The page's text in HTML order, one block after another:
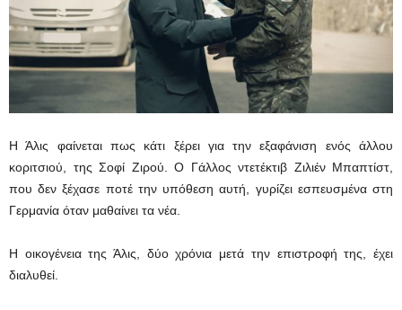
Η Άλις φαίνεται πως κάτι ξέρει για την εξαφάνιση ενός άλλου
κοριτσιού, της Σοφί Ζιρού. Ο Γάλλος ντετέκτιβ Ζιλιέν Μπαπτίστ,
που δεν ξέχασε ποτέ την υπόθεση αυτή, γυρίζει εσπευσμένα στη
Γερμανία όταν μαθαίνει τα νέα.
Η οικογένεια της Άλις, δύο χρόνια μετά την επιστροφή της, έχει
διαλυθεί.